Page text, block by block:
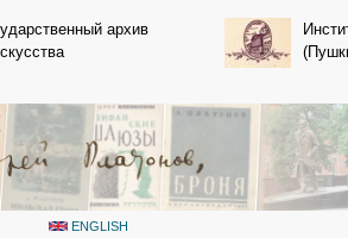
to main contentархив
ENGLISH